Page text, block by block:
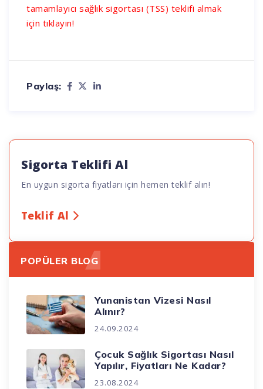
tamamlayıcı sağlık sigortası (TSS) teklifi almak
için tıklayın!
Paylaş:
POPÜLER BLOG
Yunanistan Vizesi Nasıl
Alınır?
24.09.2024
Çocuk Sağlık Sigortası Nasıl
Yapılır, Fiyatları Ne Kadar?
23.08.2024
Sigorta Teklifi Al
En uygun sigorta fiyatları için hemen teklif alın!
Teklif Al